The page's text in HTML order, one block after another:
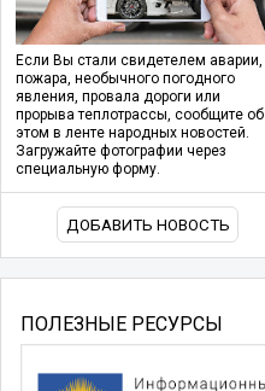
Если Вы стали свидетелем аварии,
пожара, необычного погодного
явления, провала дороги или
прорыва теплотрассы, сообщите об
этом в ленте народных новостей.
Загружайте фотографии через
специальную форму.
ДОБАВИТЬ НОВОСТЬ
ПОЛЕЗНЫЕ РЕСУРСЫ